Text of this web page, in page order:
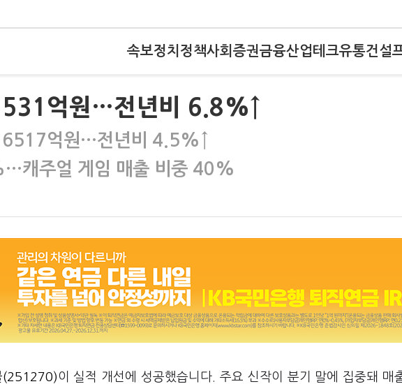
속보정치 정책사회 증권금융산업테크유통건설
531억원…전년비 6.8%↑
6517억원…전년비 4.5%↑
캐주얼 게임 매출 비중 40%
(251270)이 실적 개선에 성공했습니다. 주요 신작이 분기 말에 집중돼 매